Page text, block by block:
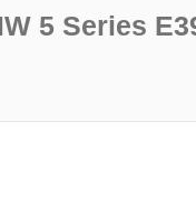
5 Series